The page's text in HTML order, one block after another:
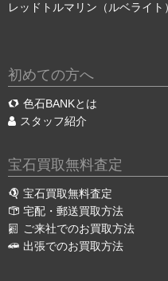
レッドトルマリン（ルベライト
初めての方へ
色石BANKとは
スタッフ紹介
宝石買取無料査定
宝石買取無料査定
宅配・郵送買取方法
ご来社でのお買取方法
出張でのお買取方法